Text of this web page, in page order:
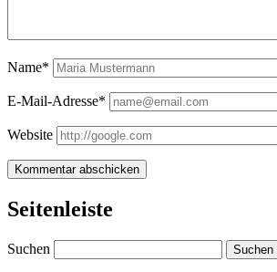
Name*
E-Mail-Adresse*
Website
Seitenleiste
Suchen